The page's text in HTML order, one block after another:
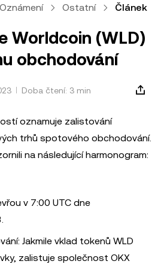
Oznámení Ostatní Článek
Worldcoin (WLD)
obchodování
Doba čtení: 3 min
oznamuje zalistování
trhů spotového obchodování.
na následující harmonogram:
v 7:00 UTC dne
Jakmile vklad tokenů WLD
zalistuje společnost OKX